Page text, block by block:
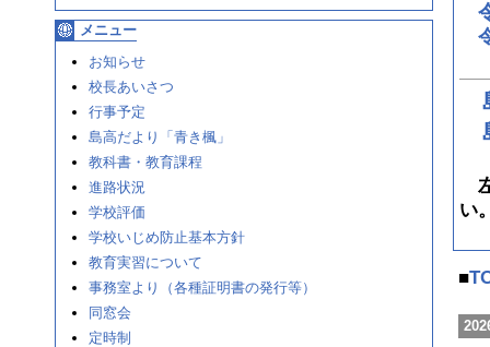
メニュー
お知らせ
校長あいさつ
行事予定
島高だより「青き楓」
教科書・教育課程
進路状況
学校評価
学校いじめ防止基本方針
教育実習について
事務室より（各種証明書の発行等）
同窓会
定時制
い
■